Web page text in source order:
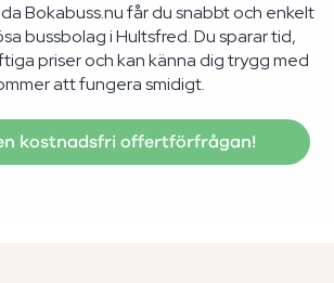
Bokabuss.nu får du snabbt och enkelt
bussbolag i Hultsfred. Du sparar tid,
priser och kan känna dig trygg med
att fungera smidigt.
kostnadsfri offertförfrågan!